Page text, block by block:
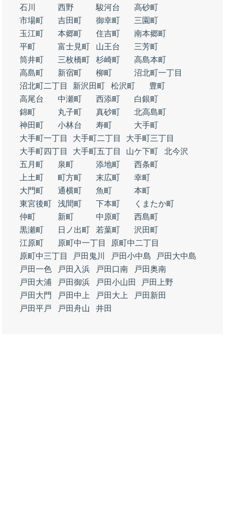
石川
西野 駿河台
高砂町
市場町
吉田町 御幸町
三園町
玉江町
本郷町 住吉町
南本郷町
平町
富士見町 山王台
三芳町
筒井町
三枚橋町 杉崎町
高島本町
高島町
新宿町 柳町
沼北町一丁目
沼北町二丁目
新沢田町 松沢町
豊町
高尾台
中瀬町 西添町
白銀町
錦町
丸子町 真砂町
北高島町
神田町
小林台 寿町
大手町
大手町一丁目
大手町二丁目
大手町三丁目
大手町四丁目
大手町五丁目 山ケ下町
北今沢
五月町
泉町 添地町
西条町
上土町
町方町 末広町
幸町
大門町
通横町 魚町
本町
東宮後町
浅間町 下本町
くまたか町
仲町
新町 中原町
西島町
黒瀬町
日ノ出町 若葉町
沢田町
江原町
原町中一丁目
原町中二丁目
原町中三丁目
戸田鬼川 戸田小中島
戸田大中島
戸田一色
戸田入浜 戸田口南
戸田奥南
戸田大浦
戸田御浜 戸田小山田
戸田上野
戸田大門
戸田中上 戸田大上
戸田新田
戸田平戸
戸田舟山 井田